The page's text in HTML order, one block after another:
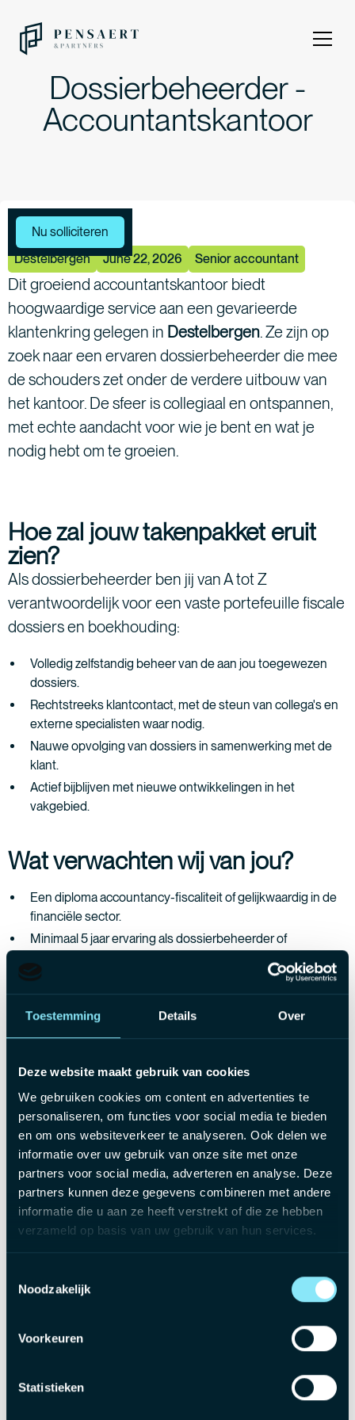
Toestemming Details Over
Deze website maakt gebruik van cookies
We gebruiken cookies om content en advertenties te
personaliseren, om functies voor social media te bieden
en om ons websiteverkeer te analyseren. Ook delen we
informatie over uw gebruik van onze site met onze
partners voor social media, adverteren en analyse. Deze
partners kunnen deze gegevens combineren met andere
informatie die u aan ze heeft verstrekt of die ze hebben
verzameld op basis van uw gebruik van hun services.
Noodzakelijk
Voorkeuren
Statistieken
Dossierbeheerder -
Accountantskantoor
Meer vacatures
Destelbergen June 22, 2026 Senior accountant
Dit groeiend accountantskantoor biedt
hoogwaardige service aan een gevarieerde
klantenkring gelegen in Destelbergen. Ze zijn op
zoek naar een ervaren dossierbeheerder die mee
de schouders zet onder de verdere uitbouw van
het kantoor. De sfeer is collegiaal en ontspannen,
met echte aandacht voor wie je bent en wat je
nodig hebt om te groeien.
Hoe zal jouw takenpakket eruit
zien?
Als dossierbeheerder ben jij van A tot Z
verantwoordelijk voor een vaste portefeuille fiscale
dossiers en boekhouding:
Volledig zelfstandig beheer van de aan jou toegewezen
dossiers.
Rechtstreeks klantcontact, met de steun van collega's en
externe specialisten waar nodig.
Nauwe opvolging van dossiers in samenwerking met de
klant.
Actief bijblijven met nieuwe ontwikkelingen in het
vakgebied.
Wat verwachten wij van jou?
Een diploma accountancy-fiscaliteit of gelijkwaardig in de
financiële sector.
Minimaal 5 jaar ervaring als dossierbeheerder of
Sterke communicatie- en planningsvaardigheden, oog
voor detail en een leergierige instelling.
Ervaring met Exact Online en/of Silverfin is een pluspunt.
Wat bieden wij jou?
Een aantrekkelijk bruto salaris: €3.000 - €4.000 / maand
naargelang jouw kennis, diploma en ervaring.
Kosten eigen aan de werkgever van €200 om jouw
nettoloon te optimaliseren.
€10 maaltijdcheques per gewerkte dag.
Groepsverzekering van 4% om een mooi bedrag opzij te
zetten voor later.
Elektrische firmawagen met bijhorende laadkaart en de
mogelijkheid om een laadpaal voor thuis te krijgen.
Autonomie en verantwoordelijkheid over je
eigen dossiers.
Flexibele werkuren en mogelijkheid tot thuiswerk dankzij
een sterk digitale werkomgeving.
Nu solliciteren